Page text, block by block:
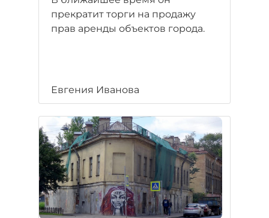
прекратит торги на продажу
прав аренды объектов города.
Евгения Иванова